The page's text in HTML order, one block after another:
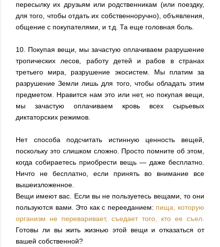
пересылку их друзьям или родственникам (или поездку,
для того, чтобы отдать их собственноручно), объявления,
общение с покупателями, и т.д. Та еще головная боль.
10. Покупая вещи, мы зачастую оплачиваем разрушение
тропических лесов, работу детей и рабов в странах
третьего мира, разрушение экосистем. Мы платим за
разрушение Земли лишь для того, чтобы обладать этим
предметом. Нравится нам это или нет, но покупая вещи,
мы зачастую оплачиваем кровь всех сырьевых
диктаторских режимов.
Нет способа подсчитать истинную ценность вещей,
поскольку это слишком сложно. Просто помните об этом,
когда собираетесь приобрести вещь — даже бесплатно.
Ничто не бесплатно, если принять во внимание все
вышеизложенное.
Вещи имеют вас. Если вы не пользуетесь вещами, то они
пользуются вами. Это как с перееданием: пища, которую
организм не переваривает, съедает того, кто ее съел.
Готовы ли вы жить жизнью этой вещи и отказаться от
вашей собственной?